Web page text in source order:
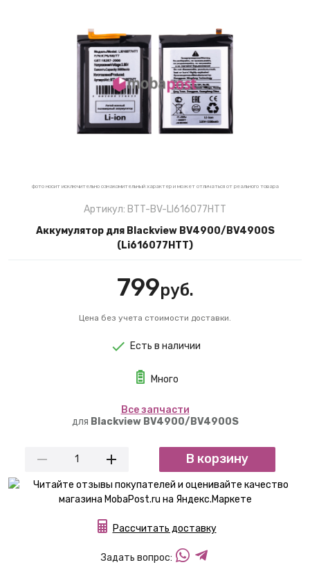
фото носит исключительно ознакомительный характер и может отличаться от реального товара
Артикул: BTT-BV-LI616077HTT
Аккумулятор для Blackview BV4900/BV4900S
(Li616077HTT)
799руб.
Цена без учета стоимости доставки.
Есть в наличии
Много
Вcе запчасти
для Blackview BV4900/BV4900S
В корзину
Рассчитать доставку
Задать вопрос: